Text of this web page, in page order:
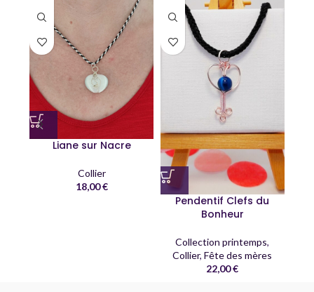
Liane sur Nacre
Collier
18,00€
Pendentif Clefs du
Bonheur
Collection printemps,
Collier,Fête des mères
22,00€